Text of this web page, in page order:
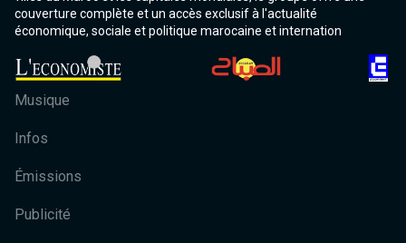
couverture complète et un accès exclusif à l'actualité
économique, sociale et politique marocaine et internation
Musique
Infos
Émissions
Publicité